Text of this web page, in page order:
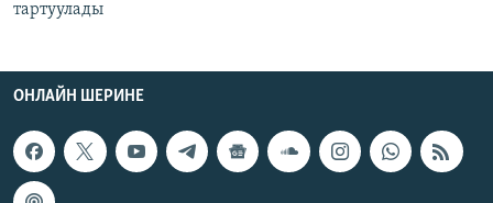
тартуулады
ОНЛАЙН ШЕРИНЕ